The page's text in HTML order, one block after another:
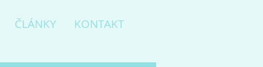
ČLÁNKY KONTAKT